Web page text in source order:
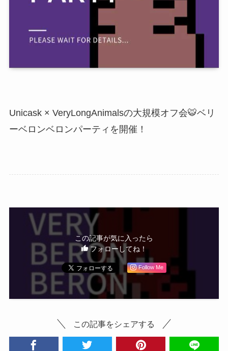
Unicask × VeryLongAnimalsの大規模オフ会🐯ベリ
ーベロンベロンパーティを開催！
この記事が気に入ったら
フォローしてね！
Follow Me
この記事をシェアする